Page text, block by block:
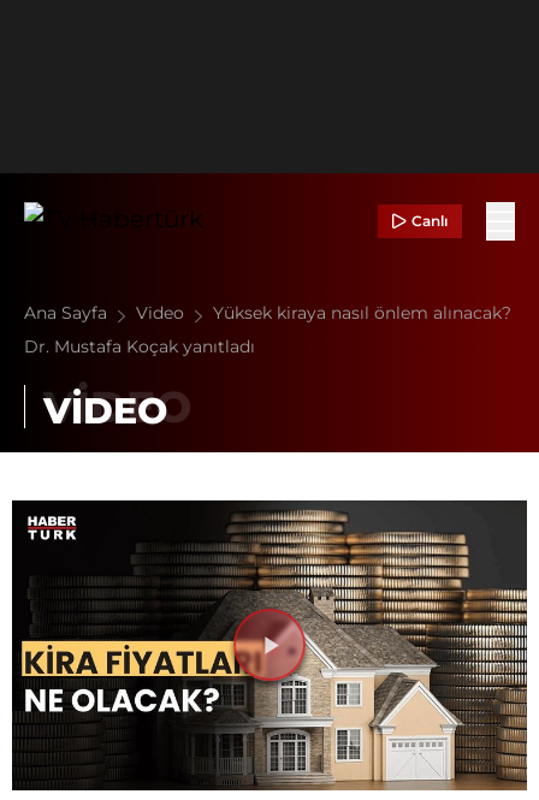
Canlı
Ana Sayfa Video
Yüksek kiraya nasıl önlem alınacak?
Dr. Mustafa Koçak yanıtladı
VİDEO
Videoyu
Oynat